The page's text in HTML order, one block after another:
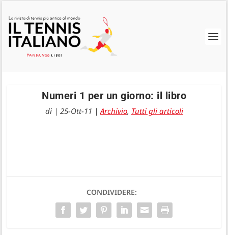
Numeri 1 per un giorno: il libro
di | 25-Ott-11 |Archivio, Tutti gli articoli
CONDIVIDERE: